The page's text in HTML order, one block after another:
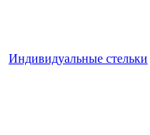
Индивидуальные стельки